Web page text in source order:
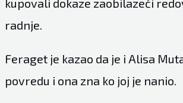
kupovali dokaze zaobilazeći
radnje.
Feraget je kazao da je i Alisa
povredu i ona zna ko joj je nanio.